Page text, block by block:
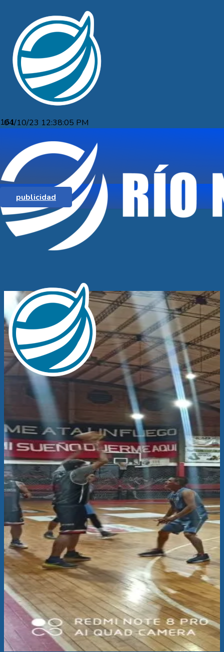
publicidad
04/10/23 12:38:05 PM
ANASTASIA NO PUEDE DAR VUELTA
UN PARTIDO COMPLICADÍSIMO